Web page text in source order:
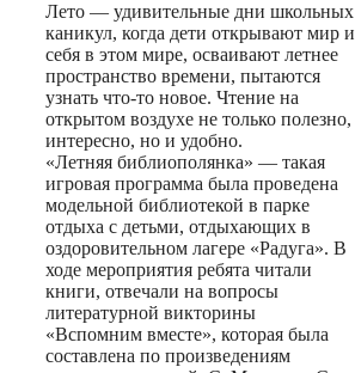
Лето — удивительные дни школьных
каникул, когда дети открывают мир и
себя в этом мире, осваивают летнее
пространство времени, пытаются
узнать что-то новое. Чтение на
открытом воздухе не только полезно,
интересно, но и удобно.
«Летняя библиополянка» — такая
игровая программа была проведена
модельной библиотекой в парке
отдыха с детьми, отдыхающих в
оздоровительном лагере «Радуга». В
ходе мероприятия ребята читали
книги, отвечали на вопросы
литературной викторины
«Вспомним вместе», которая была
составлена по произведениям